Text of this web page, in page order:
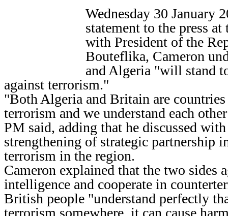
Wednesday 30 January
statement to the press
with President of the
Bouteflika, Cameron
and Algeria "will stand
against terrorism."
"Both Algeria and Britain are
terrorism and we understand each
PM said, adding that he discussed
strengthening of strategic partnership
terrorism in the region.
Cameron explained that the two sides
intelligence and cooperate in
British people "understand perfectly